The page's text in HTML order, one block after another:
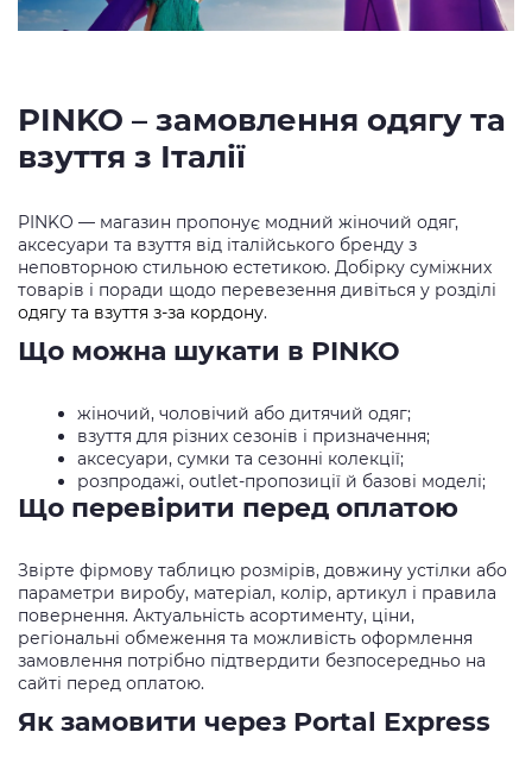
PINKO – замовлення одягу та
взуття з Італії
PINKO — магазин пропонує модний жіночий одяг,
аксесуари та взуття від італійського бренду з
неповторною стильною естетикою. Добірку суміжних
товарів і поради щодо перевезення дивіться у розділі
одягу та взуття з-за кордону.
Що можна шукати в PINKO
жіночий, чоловічий або дитячий одяг;
взуття для різних сезонів і призначення;
аксесуари, сумки та сезонні колекції;
розпродажі, outlet-пропозиції й базові моделі;
Що перевірити перед оплатою
Звірте фірмову таблицю розмірів, довжину устілки або
параметри виробу, матеріал, колір, артикул і правила
повернення. Актуальність асортименту, ціни,
регіональні обмеження та можливість оформлення
замовлення потрібно підтвердити безпосередньо на
сайті перед оплатою.
Як замовити через Portal Express